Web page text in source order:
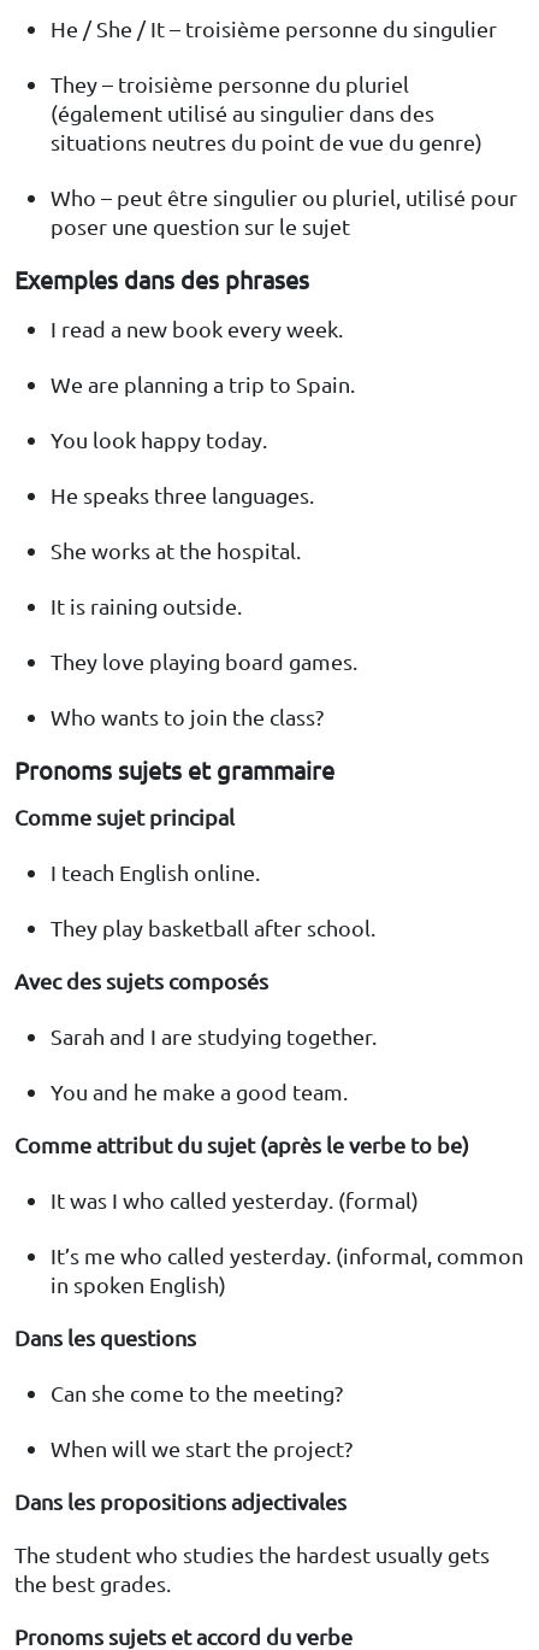
He / She / It – troisième personne du singulier
They – troisième personne du pluriel
(également utilisé au singulier dans des
situations neutres du point de vue du genre)
Who – peut être singulier ou pluriel, utilisé pour
poser une question sur le sujet
Exemples dans des phrases
I read a new book every week.
We are planning a trip to Spain.
You look happy today.
He speaks three languages.
She works at the hospital.
It is raining outside.
They love playing board games.
Who wants to join the class?
Pronoms sujets et grammaire
Comme sujet principal
I teach English online.
They play basketball after school.
Avec des sujets composés
Sarah and I are studying together.
You and he make a good team.
Comme attribut du sujet (après le verbe to be)
It was I who called yesterday. (formal)
It’s me who called yesterday. (informal, common
in spoken English)
Dans les questions
Can she come to the meeting?
When will we start the project?
Dans les propositions adjectivales
The student who studies the hardest usually gets
the best grades.
Pronoms sujets et accord du verbe